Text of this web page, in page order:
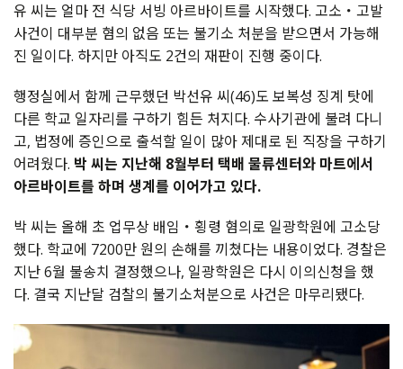
유 씨는 얼마 전 식당 서빙 아르바이트를 시작했다. 고소・고발
사건이 대부분 혐의 없음 또는 불기소 처분을 받으면서 가능해
진 일이다. 하지만 아직도 2건의 재판이 진행 중이다.
행정실에서 함께 근무했던 박선유 씨(46)도 보복성 징계 탓에
다른 학교 일자리를 구하기 힘든 처지다. 수사기관에 불려 다니
고, 법정에 증인으로 출석할 일이 많아 제대로 된 직장을 구하기
어려웠다. 박 씨는 지난해 8월부터 택배 물류센터와 마트에서
아르바이트를 하며 생계를 이어가고 있다.
박 씨는 올해 초 업무상 배임・횡령 혐의로 일광학원에 고소당
했다. 학교에 7200만 원의 손해를 끼쳤다는 내용이었다. 경찰은
지난 6월 불송치 결정했으나, 일광학원은 다시 이의신청을 했
다. 결국 지난달 검찰의 불기소처분으로 사건은 마무리됐다.